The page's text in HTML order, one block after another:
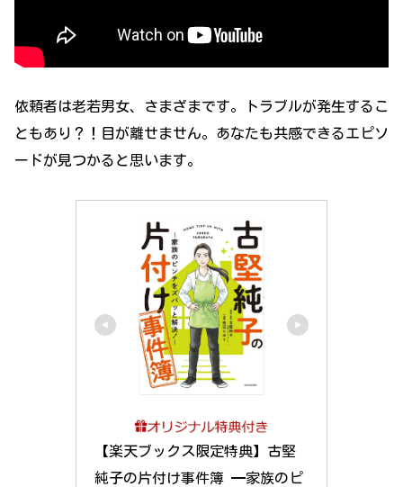
依頼者は老若男女、さまざまです。トラブルが発生するこ
ともあり？！目が離せません。あなたも共感できるエピソ
ードが見つかると思います。
【楽天ブックス限定特典】古堅
純子の片付け事件簿 ━家族のピ